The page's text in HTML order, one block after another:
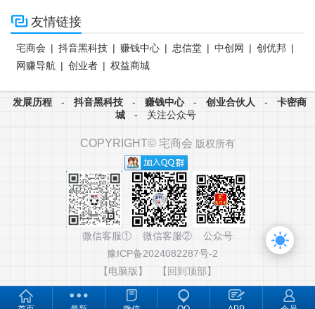
 友情链接
宅商会 | 抖音黑科技 | 赚钱中心 | 忠信堂 | 中创网 | 创优邦 |
网赚导航 | 创业者 | 权益商城
发展历程 - 抖音黑科技 - 赚钱中心 - 创业合伙人 -
卡密商
城
- 关注公众号
COPYRIGHT© 宅商会 版权所有
微信客服① 微信客服② 公众号
豫ICP备2024082287号-2
【电脑版】
【回到顶部】